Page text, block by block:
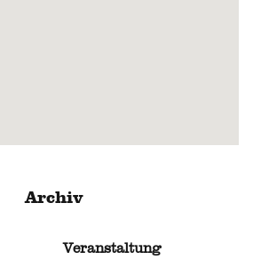
Archiv
Veranstaltung